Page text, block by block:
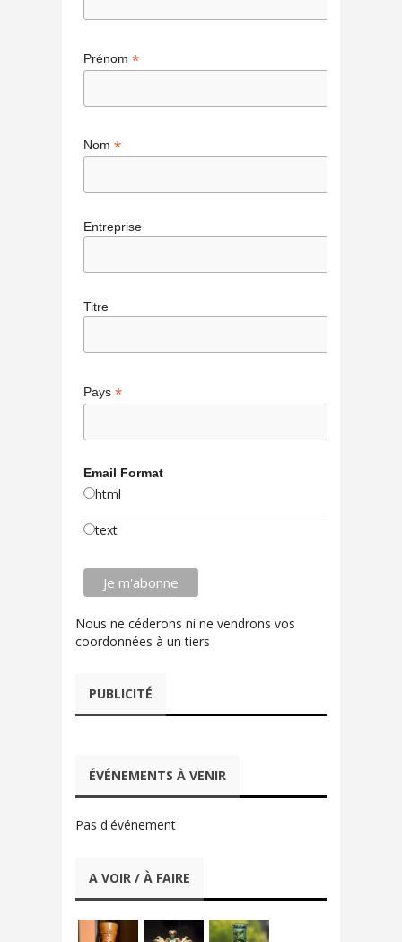
Prénom *
Nom *
Entreprise
Titre
Pays *
Email Format
html
text
Nous ne céderons ni ne vendrons vos
coordonnées à un tiers
PUBLICITÉ
ÉVÉNEMENTS À VENIR
Pas d'événement
A VOIR / À FAIRE